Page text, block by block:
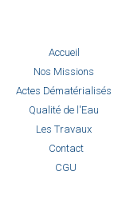
Accueil
Nos Missions
Actes Dématérialisés
Qualité de l'Eau
Les Travaux
Contact
CGU